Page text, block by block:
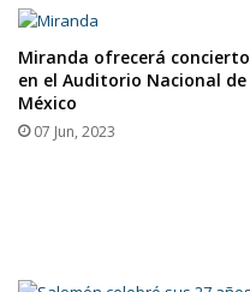
Miranda ofrecerá concierto
en el Auditorio Nacional de
México
07 Jun, 2023